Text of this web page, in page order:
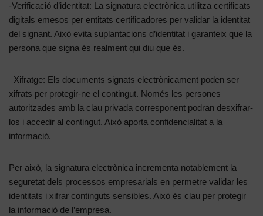
-Verificació d’identitat: La signatura electrònica utilitza certificats
digitals emesos per entitats certificadores per validar la identitat
del signant. Això evita suplantacions d’identitat i garanteix que la
persona que signa és realment qui diu que és.
–Xifratge: Els documents signats electrònicament poden ser
xifrats per protegir-ne el contingut. Només les persones
autoritzades amb la clau privada corresponent podran desxifrar-
los i accedir al contingut. Això aporta confidencialitat a la
informació.
Per això, la signatura electrònica incrementa notablement la
seguretat dels processos empresarials en permetre validar les
identitats i xifrar continguts sensibles. Això és clau per protegir
la informació de l’empresa.